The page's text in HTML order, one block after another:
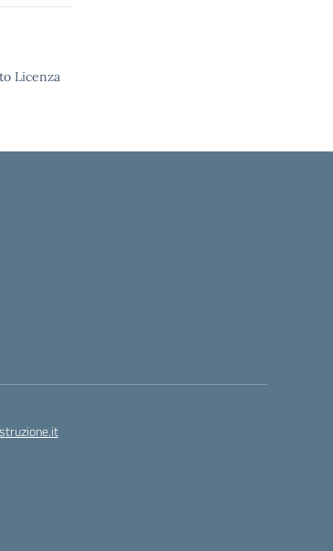
Licenza